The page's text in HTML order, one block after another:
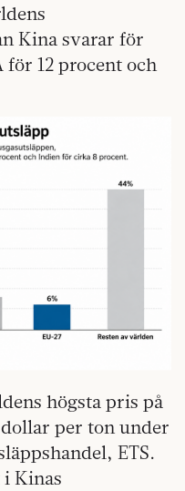
Kina svarar för
12 procent och
högsta pris på
per ton under
ETS.
i Kinas